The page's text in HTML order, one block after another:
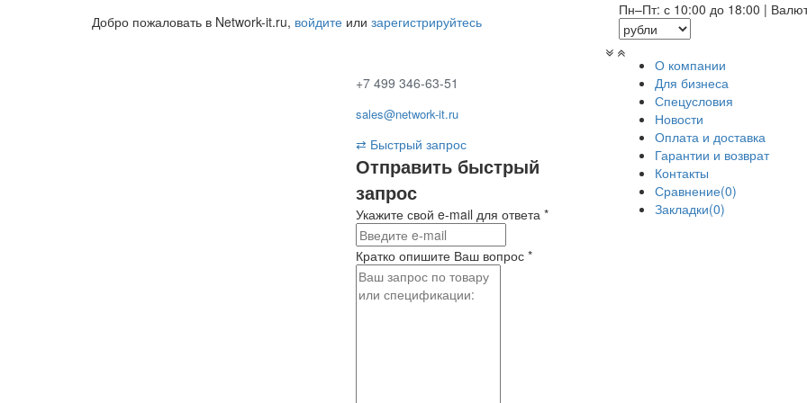
Добро пожаловать в Network-it.ru, войдите или зарегистрируйтесь
Пн–Пт: с 10:00 до 18:00 |
О компании
Для бизнеса
Спецусловия
Новости
Оплата и доставка
Гарантии и возврат
Контакты
Сравнение(0)
Закладки(0)
+7 499 346-63-51
sales@network-it.ru
⇄ Быстрый запрос
Отправить быстрый
запрос
Укажите свой e-mail для ответа *
Кратко опишите Ваш вопрос *